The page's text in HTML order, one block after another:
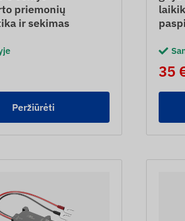
priemonių
ir sekimas
Peržiūrėti
35